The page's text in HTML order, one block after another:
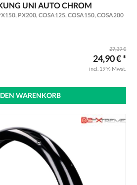
UNI AUTO CHROM
PX200, COSA125, COSA150, COSA200
27,39 €
24,90 € *
incl. 19 % Mwst.
WARENKORB